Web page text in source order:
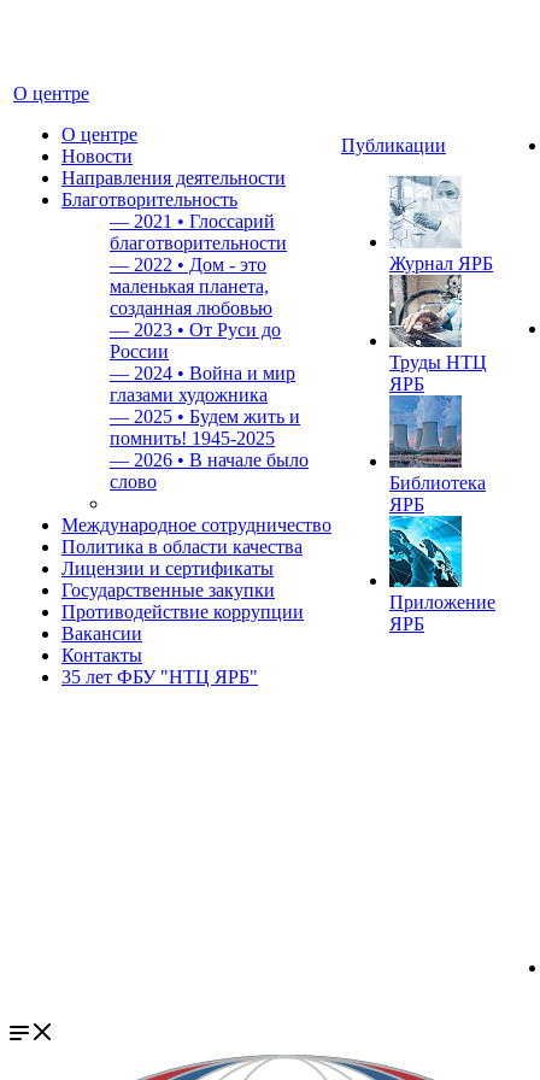
О центре
О центре
Новости
Направления деятельности
Благотворительность
— 2021 • Глоссарий
благотворительности
— 2022 • Дом - это
маленькая планета,
созданная любовью
— 2023 • От Руси до
России
— 2024 • Война и мир
глазами художника
— 2025 • Будем жить и
помнить! 1945-2025
— 2026 • В начале было
слово
Международное сотрудничество
Политика в области качества
Лицензии и сертификаты
Государственные закупки
Противодействие коррупции
Вакансии
Контакты
35 лет ФБУ "НТЦ ЯРБ"
Публикации
Журнал ЯРБ
Труды НТЦ
ЯРБ
Библиотека
ЯРБ
Приложение
ЯРБ